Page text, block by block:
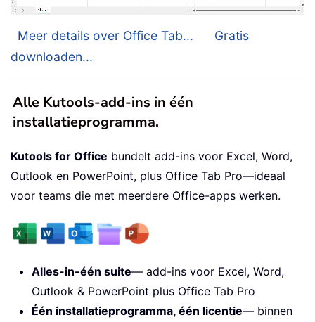
Meer details over Office Tab...
Gratis
downloaden...
Alle Kutools-add-ins in één
installatieprogramma.
Kutools for Office bundelt add-ins voor Excel, Word,
Outlook en PowerPoint, plus Office Tab Pro—ideaal
voor teams die met meerdere Office-apps werken.
Alles-in-één suite— add-ins voor Excel, Word,
Outlook & PowerPoint plus Office Tab Pro
Één installatieprogramma, één licentie— binnen